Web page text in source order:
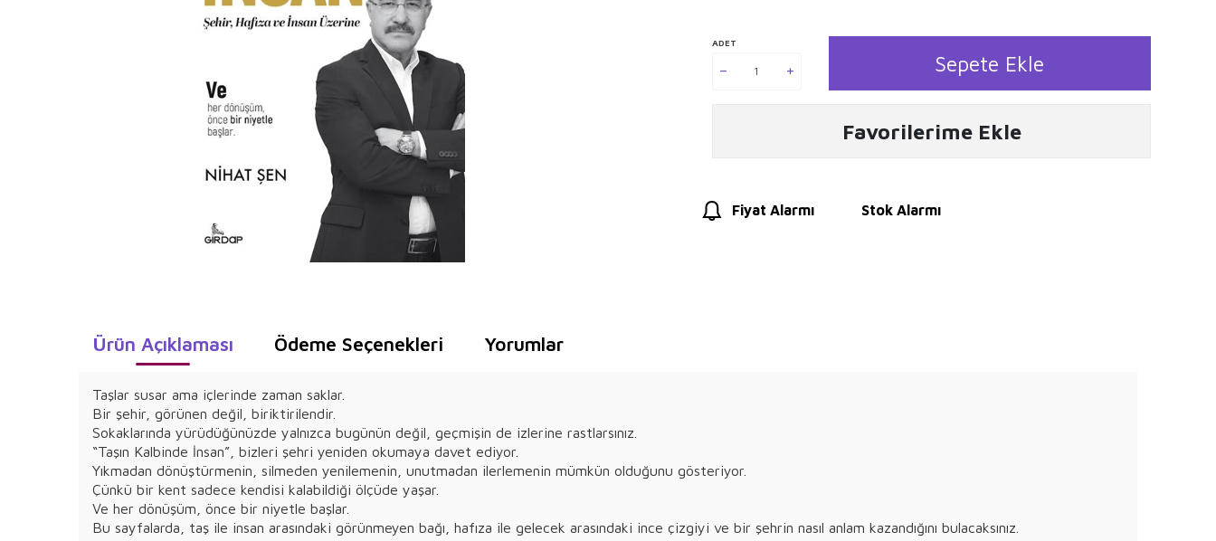
ADET
Sepete Ekle
Favorilerime Ekle
Fiyat Alarmı Stok Alarmı
Ürün Açıklaması Ödeme Seçenekleri Yorumlar
Taşlar susar ama içlerinde zaman saklar.
Bir şehir, görünen değil, biriktirilendir.
Sokaklarında yürüdüğünüzde yalnızca bugünün değil, geçmişin de izlerine rastlarsınız.
“Taşın Kalbinde İnsan”, bizleri şehri yeniden okumaya davet ediyor.
Yıkmadan dönüştürmenin, silmeden yenilemenin, unutmadan ilerlemenin mümkün olduğunu gösteriyor.
Çünkü bir kent sadece kendisi kalabildiği ölçüde yaşar.
Ve her dönüşüm, önce bir niyetle başlar.
Bu sayfalarda, taş ile insan arasındaki görünmeyen bağı, hafıza ile gelecek arasındaki ince çizgiyi ve bir şehrin nasıl anlam kazandığını bulacaksınız.